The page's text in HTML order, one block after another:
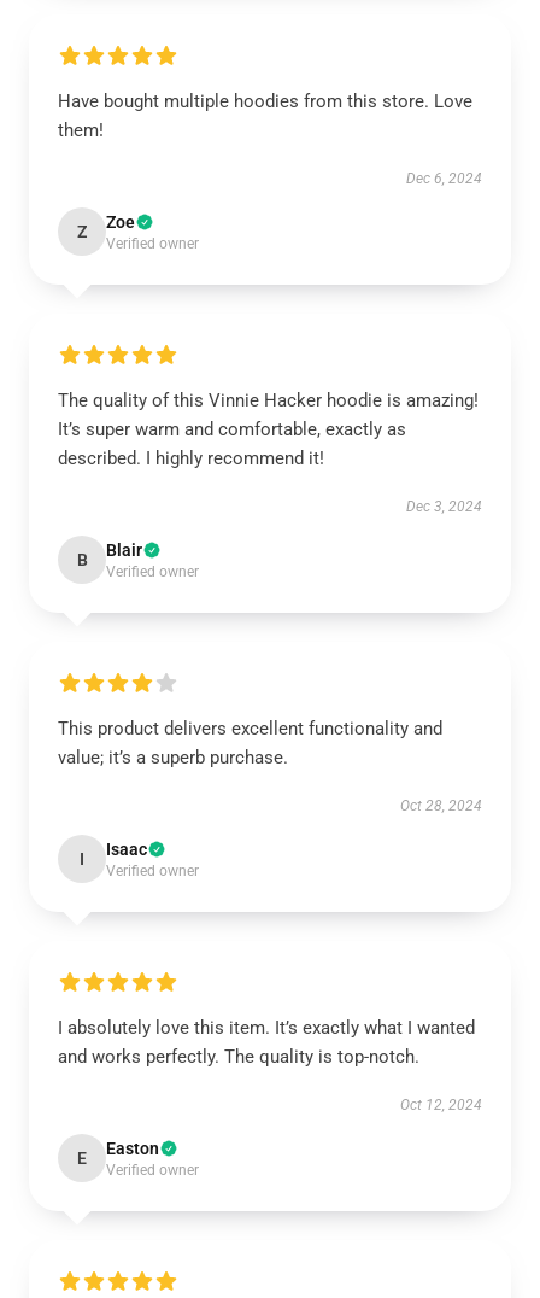
Have bought multiple hoodies from this store. Love
them!
Dec 6, 2024
Z Zoe
Verified owner
The quality of this Vinnie Hacker hoodie is amazing!
It’s super warm and comfortable, exactly as
described. I highly recommend it!
Dec 3, 2024
B Blair
Verified owner
This product delivers excellent functionality and
value; it’s a superb purchase.
Oct 28, 2024
I Isaac
Verified owner
I absolutely love this item. It’s exactly what I wanted
and works perfectly. The quality is top-notch.
Oct 12, 2024
E Easton
Verified owner